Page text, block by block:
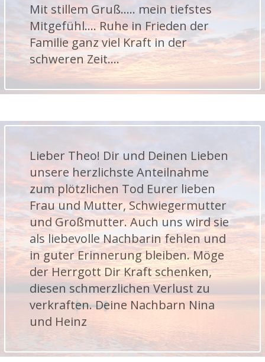
Mit stillem Gruß..... mein tiefstes
Mitgefühl.... Ruhe in Frieden der
Familie ganz viel Kraft in der
schweren Zeit....
Lieber Theo! Dir und Deinen Lieben
unsere herzlichste Anteilnahme
zum plötzlichen Tod Eurer lieben
Frau und Mutter, Schwiegermutter
und Großmutter. Auch uns wird sie
als liebevolle Nachbarin fehlen und
in guter Erinnerung bleiben. Möge
der Herrgott Dir Kraft schenken,
diesen schmerzlichen Verlust zu
verkraften. Deine Nachbarn Nina
und Heinz